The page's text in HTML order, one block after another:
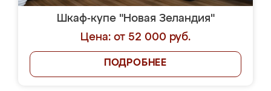
Шкаф-купе "Новая Зеландия"
Цена: от 52 000 руб.
ПОДРОБНЕЕ